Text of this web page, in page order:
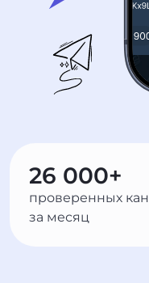
26 000+
проверенных
за месяц